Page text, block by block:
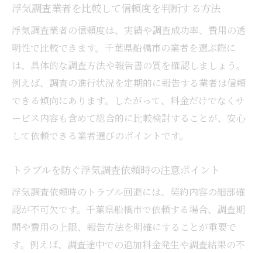
浮気調査業者を比較して信頼度を判断する方法
浮気調査業者の信頼度は、実績や調査成功率、費用の透
明性で比較できます。千葉県船橋市の業者を選ぶ際に
は、具体的な調査方法や報告書の質を確認しましょう。
例えば、調査の進行状況を定期的に報告する業者は信頼
できる傾向にあります。したがって、料金だけでなくサ
ービス内容も含めて総合的に比較検討することが、安心
して依頼できる業者選びのポイントです。
トラブルを防ぐ浮気調査依頼時の注意ポイント
浮気調査依頼時のトラブル回避には、契約内容の細部確
認が不可欠です。千葉県船橋市で依頼する場合、調査期
間や費用の上限、報告方法を明確にすることが重要で
す。例えば、調査途中での追加料金発生や調査結果の不